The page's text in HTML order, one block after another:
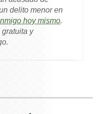
delito menor en
hoy mismo.
y